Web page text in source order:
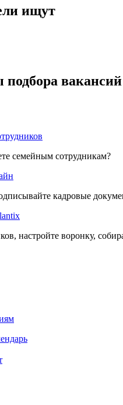
ищут
вакансий
семейным сотрудникам?
кадровые
настройте воронку,